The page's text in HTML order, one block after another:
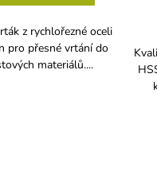
z rychlořezné oceli
pro přesné vrtání do
materiálů....